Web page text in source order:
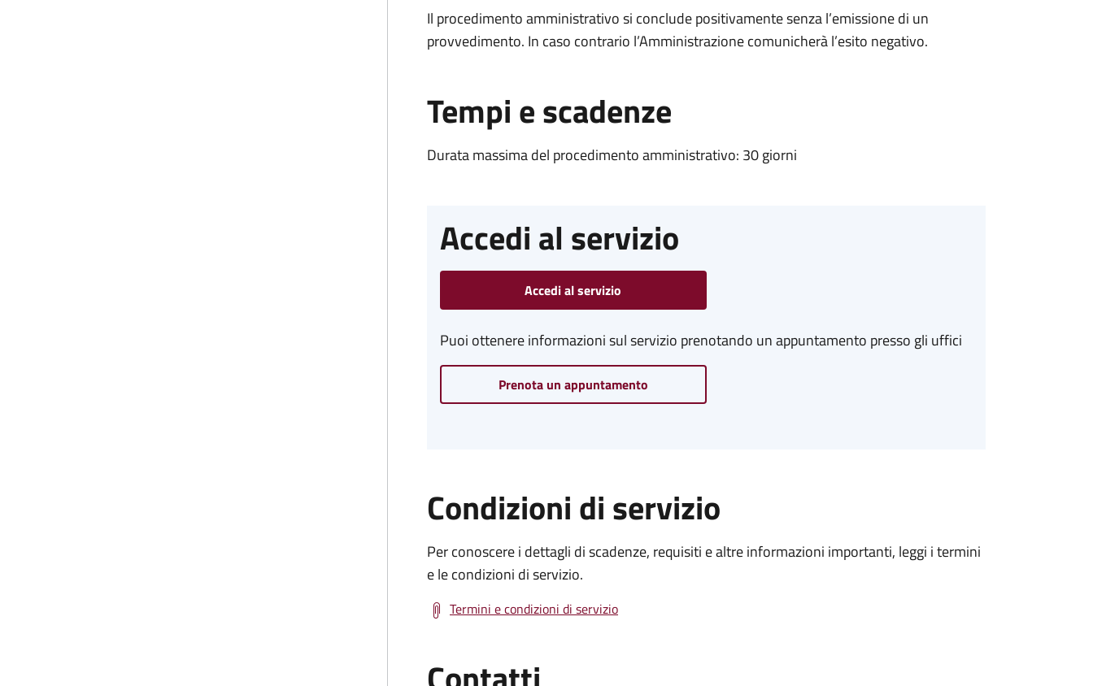
Il procedimento amministrativo si conclude positivamente senza l’emissione di un
provvedimento. In caso contrario l’Amministrazione comunicherà l’esito negativo.
Tempi e scadenze
Durata massima del procedimento amministrativo: 30 giorni
Accedi al servizio
Accedi al servizio
Puoi ottenere informazioni sul servizio prenotando un appuntamento presso gli uffici
Prenota un appuntamento
Condizioni di servizio
Per conoscere i dettagli di scadenze, requisiti e altre informazioni importanti, leggi i termini
e le condizioni di servizio.
Termini e condizioni di servizio